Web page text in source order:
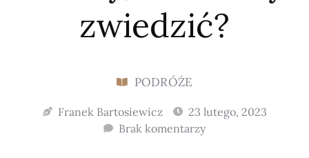
zwiedzić?
PODRÓŻE
Franek Bartosiewicz
23 lutego, 2023
Brak komentarzy